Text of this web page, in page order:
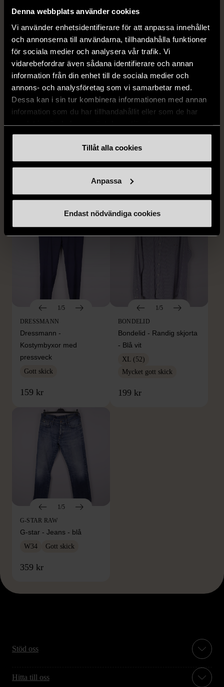
Denna webbplats använder cookies
Vi använder enhetsidentifierare för att anpassa innehållet
och annonserna till användarna, tillhandahålla funktioner
för sociala medier och analysera vår trafik. Vi
vidarebefordrar även sådana identifierare och annan
information från din enhet till de sociala medier och
annons- och analysföretag som vi samarbetar med.
Dessa kan i sin tur kombinera informationen med annan
information som du har tillhandahållit eller som de har
Tillåt alla cookies
Anpassa
Endast nödvändiga cookies
BY TEESHOPPEN
By TeeShoppen 2-delar
399 kr
HILDITCH & KEY
Hilditch & Key linneskjorta
399 kr
1/5
DRESSMANN
Dressmann -
Kostymbyxor med
pressveck
Gott skick
159 kr
1/5
BONDELID
Bondelid - Randig skjorta
- Blå vit
XL (52)
Mycket gott skick
199 kr
1/5
G-STAR RAW
G-star - Jeans - blå
W34 Gott skick
359 kr
Stöd oss
Hitta till oss